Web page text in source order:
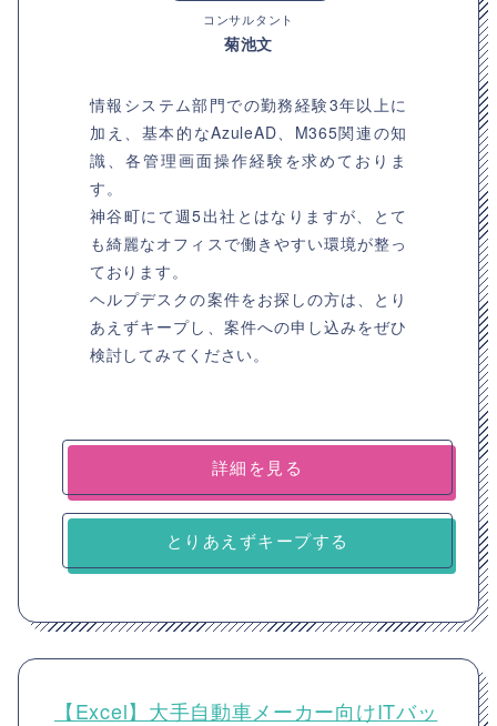
コンサルタント
菊池文
情報システム部門での勤務経験3年以上に
加え、基本的なAzuleAD、M365関連の知
識、各管理画面操作経験を求めておりま
す。
神谷町にて週5出社とはなりますが、とて
も綺麗なオフィスで働きやすい環境が整っ
ております。
ヘルプデスクの案件をお探しの方は、とり
あえずキープし、案件への申し込みをぜひ
検討してみてください。
詳細を見る
とりあえずキープする
【Excel】大手自動車メーカー向けITバッ